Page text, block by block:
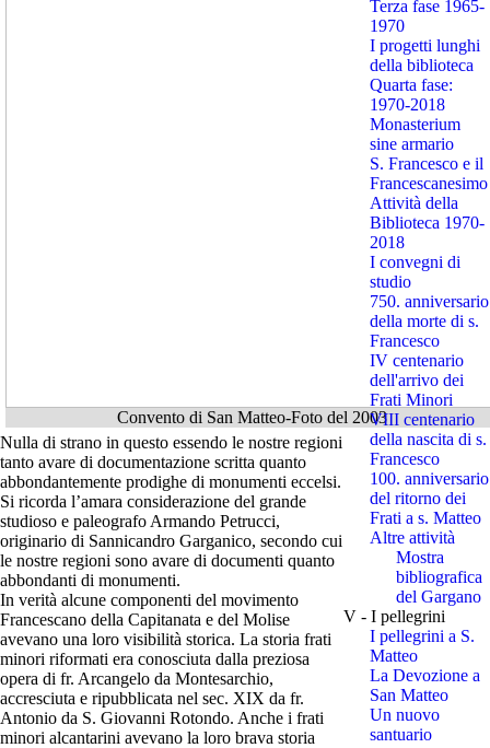
Convento di San Matteo-Foto del 2003
Nulla di strano in questo essendo le nostre regioni
tanto avare di documentazione scritta quanto
abbondantemente prodighe di monumenti eccelsi.
Si ricorda l’amara considerazione del grande
studioso e paleografo Armando Petrucci,
originario di Sannicandro Garganico, secondo cui
le nostre regioni sono avare di documenti quanto
abbondanti di monumenti.
In verità alcune componenti del movimento
Francescano della Capitanata e del Molise
avevano una loro visibilità storica. La storia frati
minori riformati era conosciuta dalla preziosa
opera di fr. Arcangelo da Montesarchio,
accresciuta e ripubblicata nel sec. XIX da fr.
Antonio da S. Giovanni Rotondo. Anche i frati
minori alcantarini avevano la loro brava storia
Terza fase 1965-
1970
I progetti lunghi
della biblioteca
Quarta fase:
1970-2018
Monasterium
sine armario
S. Francesco e il
Francescanesimo
Attività della
Biblioteca 1970-
2018
I convegni di
studio
750. anniversario
della morte di s.
Francesco
IV centenario
dell'arrivo dei
Frati Minori
VIII centenario
della nascita di s.
Francesco
100. anniversario
del ritorno dei
Frati a s. Matteo
Altre attività
Mostra
bibliografica
del Gargano
V - I pellegrini
I pellegrini a S.
Matteo
La Devozione a
San Matteo
Un nuovo
santuario